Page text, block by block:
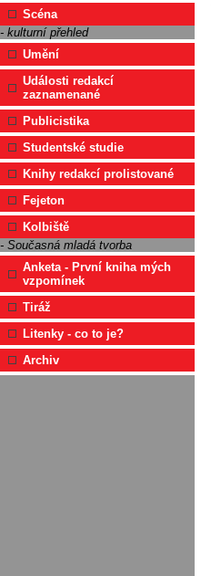
Scéna
- kulturní přehled
Umění
Události redakcí
zaznamenané
Publicistika
Studentské studie
Knihy redakcí prolistované
Fejeton
Kolbiště
- Současná mladá tvorba
Anketa - První kniha mých
vzpomínek
Tiráž
Litenky - co to je?
Archiv